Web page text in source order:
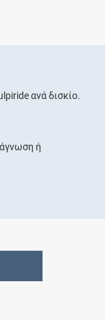
ανά δισκίο.
ή